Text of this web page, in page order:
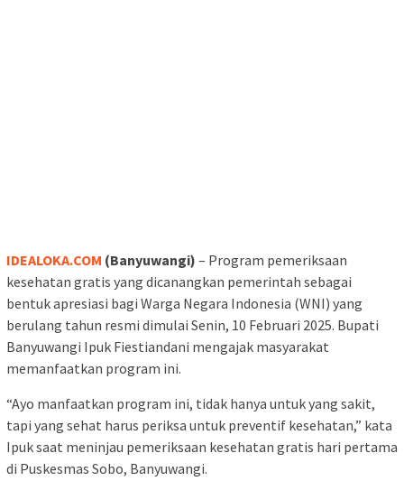
IDEALOKA.COM (Banyuwangi) – Program pemeriksaan
kesehatan gratis yang dicanangkan pemerintah sebagai
bentuk apresiasi bagi Warga Negara Indonesia (WNI) yang
berulang tahun resmi dimulai Senin, 10 Februari 2025. Bupati
Banyuwangi Ipuk Fiestiandani mengajak masyarakat
memanfaatkan program ini.
“Ayo manfaatkan program ini, tidak hanya untuk yang sakit,
tapi yang sehat harus periksa untuk preventif kesehatan,” kata
Ipuk saat meninjau pemeriksaan kesehatan gratis hari pertama
di Puskesmas Sobo, Banyuwangi.